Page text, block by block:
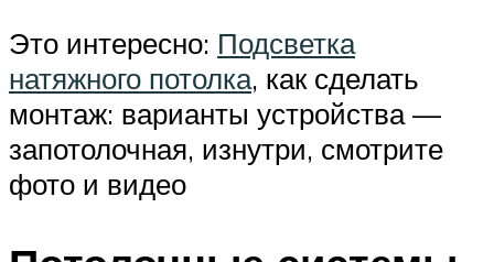
Это интересно: Подсветка
натяжного потолка, как сделать
монтаж: варианты устройства —
запотолочная, изнутри, смотрите
фото и видео